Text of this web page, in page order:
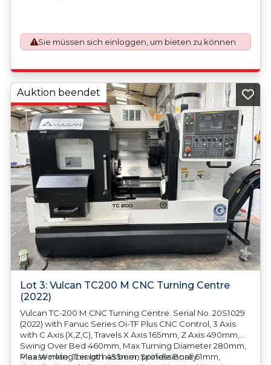
Sie müssen sich einloggen, um bieten zu können
Lot 3: Vulcan TC200 M CNC Turning Centre
(2022)
Vulcan TC-200 M CNC Turning Centre. Serial No. 20S1029
(2022) with Fanuc Series Oi-TF Plus CNC Control, 3 Axis
with C Axis (X,Z,C), Travels X Axis 165mm, Z Axis 490mm,
Swing Over Bed 460mm, Max Turning Diameter 280mm,
Max Working Length 455mm, Spindle Bore 61mm,
Please note: This lot has been professionally
Auktion beendet